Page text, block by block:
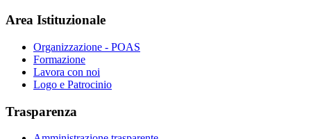
Area Istituzionale
Organizzazione - POAS
Formazione
Lavora con noi
Logo e Patrocinio
Trasparenza